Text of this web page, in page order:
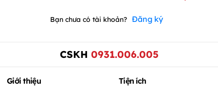
Bạn chưa có tài khoản? Đăng ký
CSKH 0931.006.005
Giới thiệu Tiện ích